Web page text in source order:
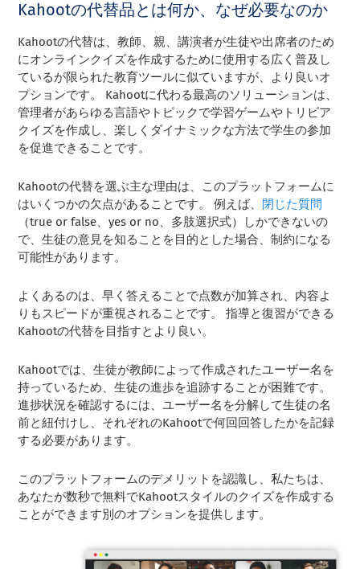
Kahootの代替品とは何か、なぜ必要なのか
Kahootの代替は、教師、親、講演者が生徒や出席者のため
にオンラインクイズを作成するために使用する広く普及し
ているが限られた教育ツールに似ていますが、より良いオ
プションです。 Kahootに代わる最高のソリューションは、
管理者があらゆる言語やトピックで学習ゲームやトリビア
クイズを作成し、楽しくダイナミックな方法で学生の参加
を促進できることです。
Kahootの代替を選ぶ主な理由は、このプラットフォームに
はいくつかの欠点があることです。 例えば、 閉じた質問
（true or false、yes or no、多肢選択式）しかできないの
で、生徒の意見を知ることを目的とした場合、制約になる
可能性があります。
よくあるのは、早く答えることで点数が加算され、内容よ
りもスピードが重視されることです。 指導と復習ができる
Kahootの代替を目指すとより良い。
Kahootでは、生徒が教師によって作成されたユーザー名を
持っているため、生徒の進歩を追跡することが困難です。
進捗状況を確認するには、ユーザー名を分解して生徒の名
前と紐付けし、それぞれのKahootで何回回答したかを記録
する必要があります。
このプラットフォームのデメリットを認識し、私たちは、
あなたが数秒で無料でKahootスタイルのクイズを作成する
ことができます別のオプションを提供します。